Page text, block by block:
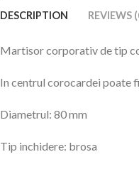
DESCRIPTION REVIEWS
Martisor corporativ de tip
In centrul corocardei poate
Diametrul: 80 mm
Tip inchidere: brosa